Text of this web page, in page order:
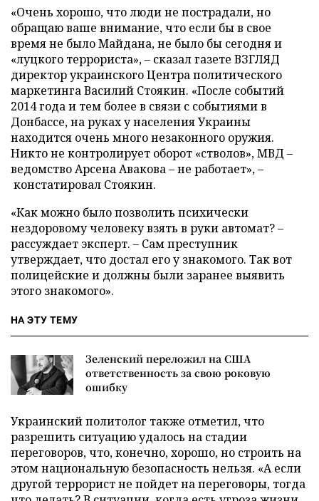
«Очень хорошо, что люди не пострадали, но
обращаю ваше внимание, что если бы в свое
время не было Майдана, не было бы сегодня и
«луцкого террориста», – сказал газете ВЗГЛЯД
директор украинского Центра политического
маркетинга Василий Стоякин. «После событий
2014 года и тем более в связи с событиями в
Донбассе, на руках у населения Украины
находится очень много незаконного оружия.
Никто не контролирует оборот «стволов», МВД –
ведомство Арсена Авакова – не работает», –
констатировал Стоякин.
«Как можно было позволить психически
нездоровому человеку взять в руки автомат? –
рассуждает эксперт. – Сам преступник
утверждает, что достал его у знакомого. Так вот
полицейские и должны были заранее выявить
этого знакомого».
НА ЭТУ ТЕМУ
Зеленский переложил на США
ответственность за свою роковую
ошибку
Украинский политолог также отметил, что
разрешить ситуацию удалось на стадии
переговоров, что, конечно, хорошо, но строить на
этом национальную безопасность нельзя. «А если
другой террорист не пойдет на переговоры, тогда